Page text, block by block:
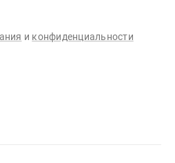
и конфиденциальности